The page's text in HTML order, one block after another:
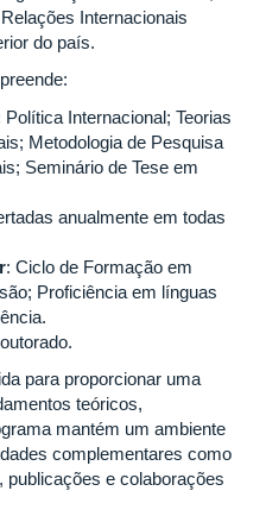
Internacionais
do país.
Política Internacional; Teorias
Metodologia de Pesquisa
Seminário de Tese em
anualmente em todas
: Ciclo de Formação em
Proficiência em línguas
para proporcionar uma
teóricos,
mantém um ambiente
complementares como
e colaborações